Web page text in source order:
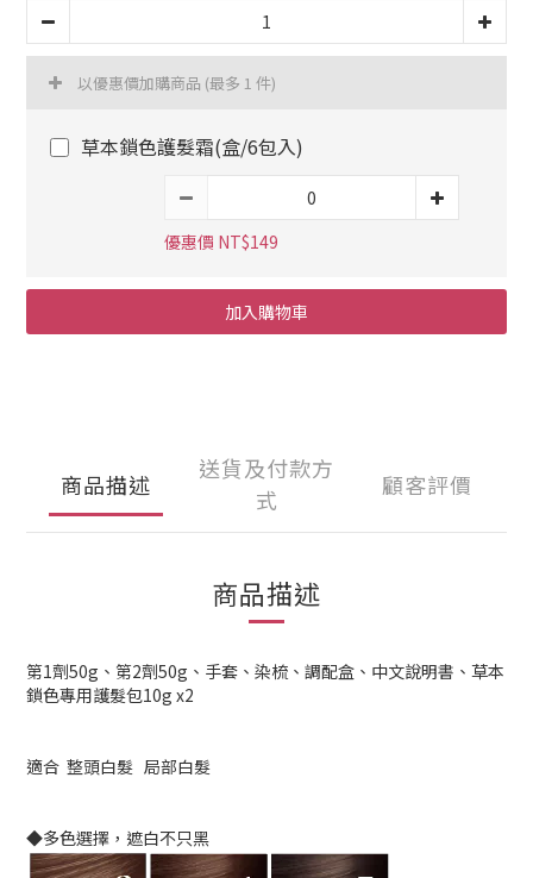
以優惠價加購商品 (最多 1 件)
草本鎖色護髮霜(盒/6包入)
優惠價 NT$149
加入購物車
商品描述
送貨及付款方
式
顧客評價
商品描述
第1劑50g、第2劑50g、手套、染梳、調配盒、中文說明書、草本
鎖色專用護髮包10g x2
適合 整頭白髮 局部白髮
◆多色選擇，遮白不只黑